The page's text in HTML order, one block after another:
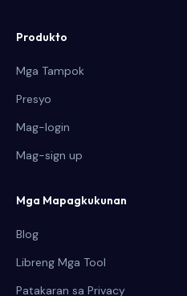
Produkto
Mga Tampok
Presyo
Mag-login
Mag-sign up
Mga Mapagkukunan
Blog
Libreng Mga Tool
Patakaran sa Privacy